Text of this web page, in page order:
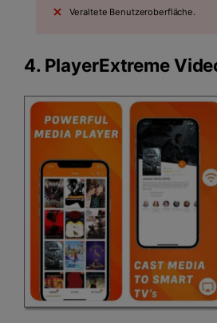
Veraltete Benutzeroberfläche.
4. PlayerExtreme